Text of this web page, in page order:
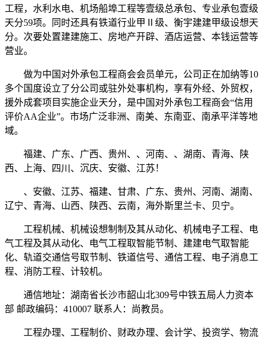
工程，水利水电、机场船埠工程等壹级总承包、专业承包壹级
天分59项。同时还具有铁道行业甲Ⅱ级、衡宇建建甲级设想天
分。次要处置建建施工、房地产开辟、酒店运营、本钱运营等
营业。
做为中国对外承包工程商会会员单元，公司正在加纳等10
多个国度设立了分公司或驻外处事机构，享有外经、外贸权，
援外成套项目实施企业天分，是中国对外承包工程商会“信用
评价AA企业”。市场广泛非洲、南美、东南亚、南承平洋等地
域。
福建、广东、广西、贵州、、河南、、湖南、青海、陕
西、上海、四川、沉庆、安徽、江苏！
、安徽、江苏、福建、甘肃、广东、贵州、河南、湖南、
辽宁、青海、山西、陕西、云南，海外斯里兰卡、贝宁。
工程机械、机械设想制制及其从动化、机械电子工程、电
气工程及其从动化、电气工程取智能节制、建建电气取智能
化、轨道交通信号取节制、铁道信号、通信工程、电子消息工
程、消防工程、计较机。
通信地址：湖南省长沙市韶山北309号中铁五局人力资本
部 邮政编码：410007 联系人：尚教员。
工程办理、工程制价、财政办理、会计学、投资学、物流